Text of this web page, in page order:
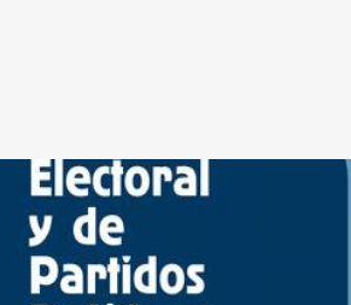
CÍVICA ELECCIONES
CIUDADANA
ELECTORAL